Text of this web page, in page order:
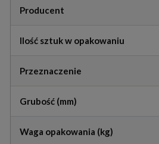
Producent
Ilość sztuk w opakowaniu
Przeznaczenie
Grubość (mm)
Waga opakowania (kg)